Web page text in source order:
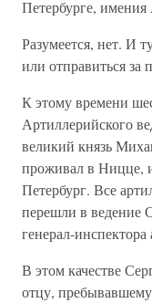
Петербурге,
Разумеется, нет. И
или отправиться за
К этому времени
Артиллерийского
великий князь
проживал в Ницце,
Петербург. Все
перешли в ведение
генерал-
В этом качестве
отцу,